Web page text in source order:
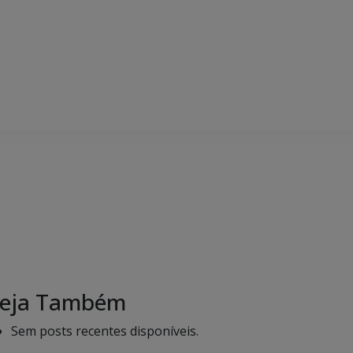
Também
Sem posts recentes disponíveis.